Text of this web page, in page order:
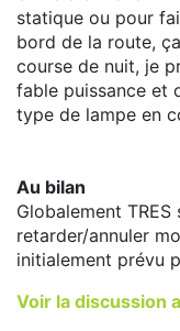
statique ou pour
bord de la route,
course de nuit, je
fable puissance et
type de lampe en
Au bilan
Globalement
retarder/annuler
initialement prévu
Voir la discussion